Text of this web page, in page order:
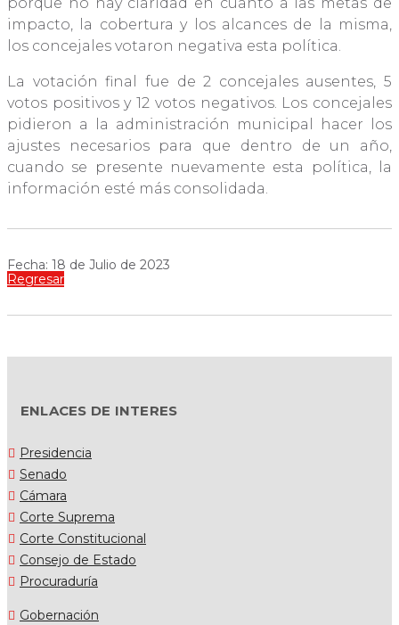
impacto, la cobertura y los alcances de la misma,
los concejales votaron negativa esta política.
La votación final fue de 2 concejales ausentes, 5
votos positivos y 12 votos negativos. Los concejales
pidieron a la administración municipal hacer los
ajustes necesarios para que dentro de un año,
cuando se presente nuevamente esta política, la
información esté más consolidada.
Fecha: 18 de Julio de 2023
Regresar
ENLACES DE INTERES
Presidencia
Senado
Cámara
Corte Suprema
Corte Constitucional
Consejo de Estado
Procuraduría
Gobernación